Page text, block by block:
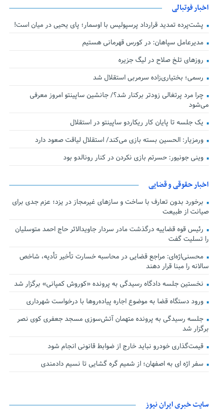
اخبار فوتبالی
پشت‌پرده تمدید قرارداد پرسپولیس با اوسمار؛ پای یحیی در میان است!
مدیرعامل سپاهان: در کورس قهرمانی هستیم
روزهای تلخ صلاح در لیگ جزیره
رسمی؛ بختیاری‌زاده سرمربی استقلال شد
چرا مرد پرتغالی زودتر برکنار شد؟/ جانشین ساپینتو امروز معرفی
می‌شود
یک جلسه تا پایان کار ریکاردو ساپینتو در استقلال
ورمزیار: الحسین بسته بازی می‌کند/ استقلال لیاقت صعود دارد
وینی جونیور: حسرتم بازی نکردن در کنار رونالدو بود
اخبار حقوقی و قضایی
برخورد بدون تعارف با ساخت‌ و سازهای غیرمجاز در یزد؛ عزم جدی برای
صیانت از طبیعت
رئیس قوه قضاییه درگذشت مادر سردار جاویدالاثر حاج احمد متوسلیان
را تسلیت گفت
محسنی‌اژه‌ای: مراجع قضایی در محاسبه خسارت تأخیر تأدیه، شاخص
سالانه را مبنا قرار دهند
نخستین جلسه دادگاه رسیدگی به پرونده «کوروش کمپانی» برگزار شد
ورود دستگاه قضا به موضوع اجاره پیاده‌روها با درخواست شهرداری
جلسه رسیدگی به پرونده متهمان آتش‌سوزی مسجد جعفری کوی نصر
برگزار شد
قیمت‌گذاری خودرو نباید خارج از ضوابط قانونی انجام شود
سفر اژه ای به اصفهان؛ از شمیم گره گشایی تا نسیم دادمندی
سایت خبری ایران نیوز